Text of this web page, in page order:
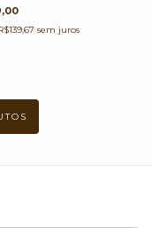
sem juros